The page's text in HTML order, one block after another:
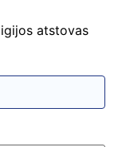
atstovas